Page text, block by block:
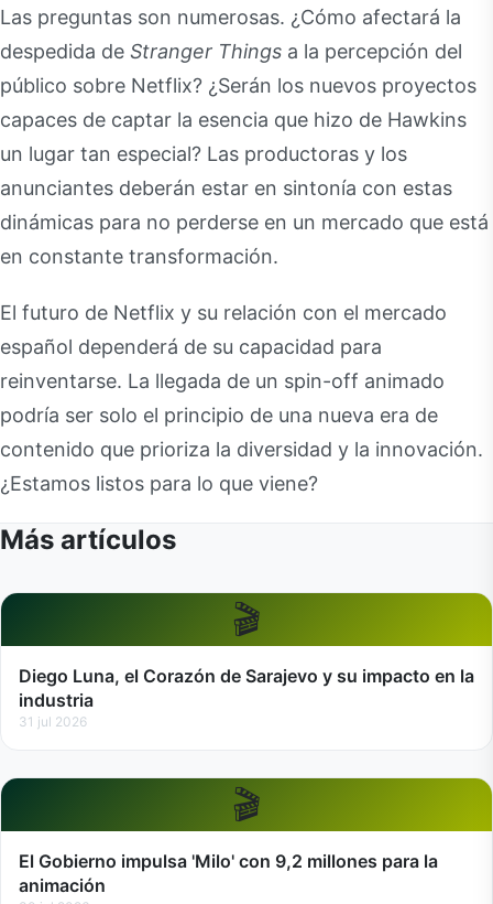
Las preguntas son numerosas. ¿Cómo afectará la
despedida de Stranger Things a la percepción del
público sobre Netflix? ¿Serán los nuevos proyectos
capaces de captar la esencia que hizo de Hawkins
un lugar tan especial? Las productoras y los
anunciantes deberán estar en sintonía con estas
dinámicas para no perderse en un mercado que está
en constante transformación.
El futuro de Netflix y su relación con el mercado
español dependerá de su capacidad para
reinventarse. La llegada de un spin-off animado
podría ser solo el principio de una nueva era de
contenido que prioriza la diversidad y la innovación.
¿Estamos listos para lo que viene?
Más artículos
🎬
Diego Luna, el Corazón de Sarajevo y su impacto en la
industria
31 jul 2026
🎬
El Gobierno impulsa 'Milo' con 9,2 millones para la
animación